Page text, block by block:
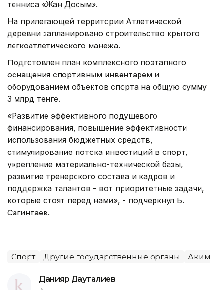
тенниса «Жан Досым».
На прилегающей территории Атлетической
деревни запланировано строительство крытого
легкоатлетического манежа.
Подготовлен план комплексного поэтапного
оснащения спортивным инвентарем и
оборудованием объектов спорта на общую сумму
3 млрд тенге.
«Развитие эффективного подушевого
финансирования, повышение эффективности
использования бюджетных средств,
стимулирование потока инвестиций в спорт,
укрепление материально-технической базы,
развитие тренерского состава и кадров и
поддержка талантов - вот приоритетные задачи,
которые стоят перед нами», - подчеркнул Б.
Сагинтаев.
Спорт Другие государственные органы
Данияр Дауталиев